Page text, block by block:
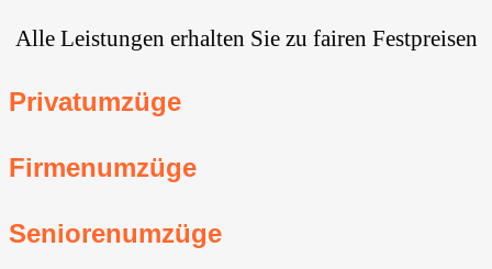
Alle Leistungen erhalten Sie zu fairen Festpreisen
Privatumzüge
Firmenumzüge
Seniorenumzüge